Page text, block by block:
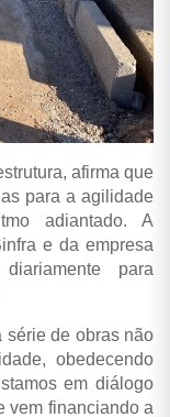
afirma que
para a agilidade
adiantado. A
e da empresa
para
série de obras não
obedecendo
em diálogo
vem financiando a